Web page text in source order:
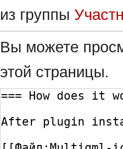
из группы
Вы можете
этой страницы.